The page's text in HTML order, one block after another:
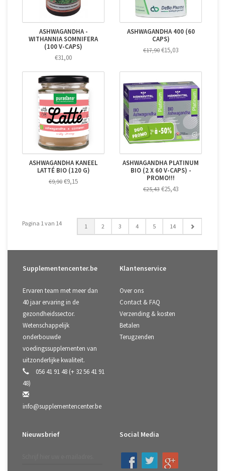
ASHWAGANDHA -
WITHANNIA SOMNIFERA
(100 V-CAPS)
€31,00
ASHWAGANDHA 400 (60
CAPS)
€17,90 €15,03
ASHWAGANDHA KANEEL
LATTÉ BIO (120 G)
€9,90 €9,15
ASHWAGANDHA PLATINUM
BIO (2 X 60 V-CAPS) -
PROMO!!!
€25,43 €25,43
Pagina 1 van 14 1 2 3 4 5 14
Supplementencenter.be
Ervaren team met meer dan
40 jaar ervaring in de
gezondheidssector.
Wetenschappelijk
onderbouwde
voedingssupplementen van
uitzonderlijke kwaliteit.
056 41 91 48 (+ 32 56 41 91
48)
info@supplementencenter.be
Klantenservice
Over ons
Contact & FAQ
Verzending & kosten
Betalen
Terugzenden
Nieuwsbrief Social Media